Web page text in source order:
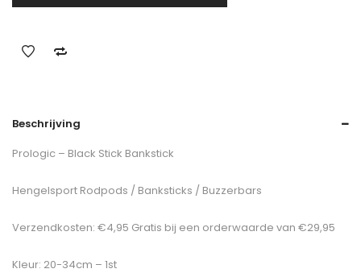
Beschrijving
Prologic – Black Stick Bankstick
Hengelsport Rodpods / Banksticks / Buzzerbars
Verzendkosten: €4,95 Gratis bij een orderwaarde van €29,95
Kleur: 20-34cm – 1st